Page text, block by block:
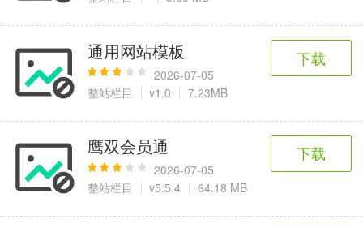
通用网站模板
2026-07-05
整站栏目
v1.0 7.23MB
下载
鹰双会员通
2026-07-05
整站栏目
v5.5.4 64.18 MB
下载